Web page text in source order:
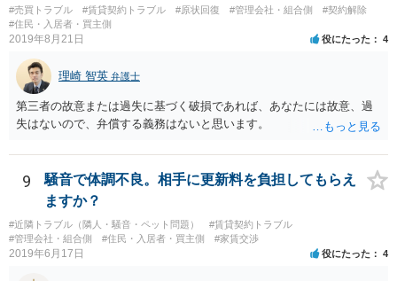
#売買トラブル #賃貸契約トラブル #原状回復 #管理会社・組合側
#契約解除
#住民・入居者・買主側
2019年8月21日 役にたった 4
理崎 智英 弁護士
第三者の故意または過失に基づく破損であれば、あなたには故意、過
失はないので、弁償する義務はないと思います。
9
騒音で体調不良。相手に更新料を負担してもらえ
ますか？
#近隣トラブル（隣人・騒音・ペット問題）
#賃貸契約トラブル
#管理会社・組合側
#住民・入居者・買主側 #家賃交渉
2019年6月17日 役にたった 4